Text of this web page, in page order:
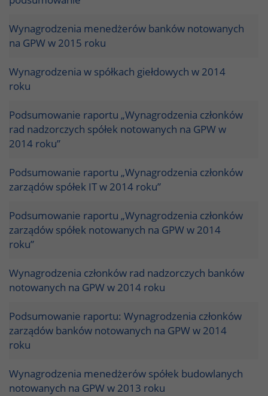
Wynagrodzenia menedżerów banków notowanych
na GPW w 2015 roku
Wynagrodzenia w spółkach giełdowych w 2014
roku
Podsumowanie raportu „Wynagrodzenia członków
rad nadzorczych spółek notowanych na GPW w
2014 roku”
Podsumowanie raportu „Wynagrodzenia członków
zarządów spółek IT w 2014 roku”
Podsumowanie raportu „Wynagrodzenia członków
zarządów spółek notowanych na GPW w 2014
roku”
Wynagrodzenia członków rad nadzorczych banków
notowanych na GPW w 2014 roku
Podsumowanie raportu: Wynagrodzenia członków
zarządów banków notowanych na GPW w 2014
roku
Wynagrodzenia menedżerów spółek budowlanych
notowanych na GPW w 2013 roku